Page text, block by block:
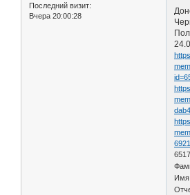
Последний визит:
Вчера 20:00:28
Имя